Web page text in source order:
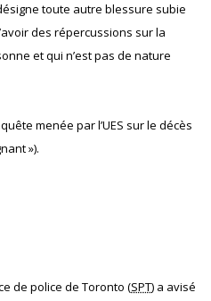
toute autre blessure subie
des répercussions sur la
et qui n’est pas de nature
menée par l’UES sur le décès
»).
de police de Toronto (SPT) a avisé